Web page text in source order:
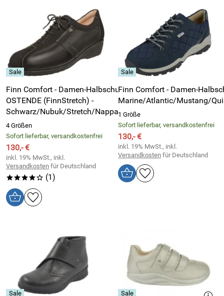
Finn Comfort - Damen-Halbschuh
OSTENDE (FinnStretch) -
Schwarz/Nubuk/Stretch/Nappaseda
4 Größen
Sofort lieferbar, versandkostenfrei
130,- €
inkl. 19% MwSt., inkl.
Versandkosten für Deutschland
****o (1)
Finn Comfort - Damen-
Marine/Atlantic/Mustang/
1 Größe
Sofort lieferbar, versandkostenfrei
130,- €
inkl. 19% MwSt., inkl.
Versandkosten für Deutschland